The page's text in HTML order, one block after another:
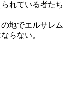
れている者たち
地でエルサレム
らない。